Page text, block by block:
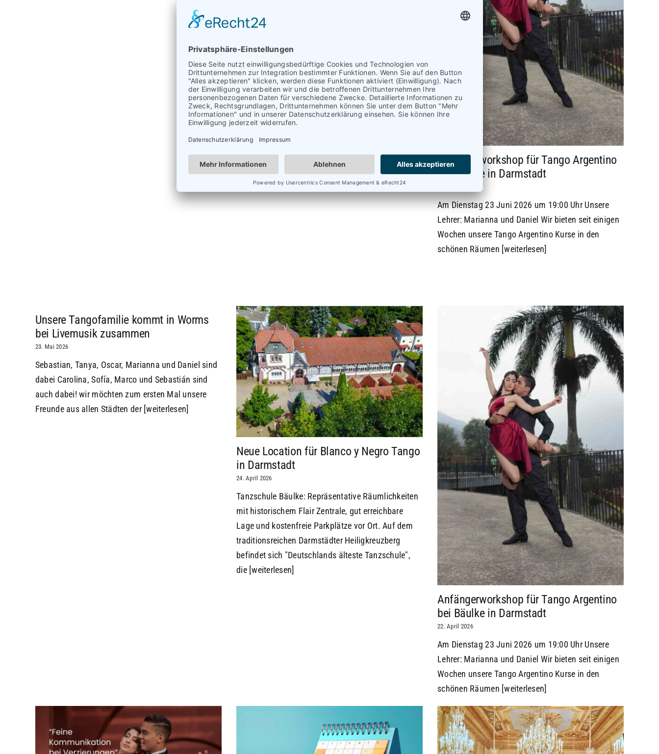
in Darmstadt
Tanzschule Bäulke: Repräsentative Räumlichkeiten
mit historischem Flair Zentrale, gut erreichbare
Lage und kostenfreie Parkplätze vor Ort. Auf dem
traditionsreichen Darmstädter Heiligkreuzberg
befindet sich "Deutschlands älteste Tanzschule",
Anfängerworkshop für Tango Argentino
bei Bäulke in Darmstadt
Am Dienstag 23 Juni 2026 um 19:00 Uhr Unsere
Lehrer: Marianna und Daniel Wir bieten seit einigen
Wochen unsere Tango Argentino Kurse in den
schönen Räumen [weiterlesen]
Unsere Tangofamilie kommt in Worms
bei Livemusik zusammen
23. Mai 2026
Sebastian, Tanya, Oscar, Marianna und Daniel sind
dabei Carolina, Sofía, Marco und Sebastián sind
auch dabei! wir möchten zum ersten Mal unsere
Freunde aus allen Städten der[weiterlesen]
Neue Location für Blanco y Negro Tango
in Darmstadt
24. April 2026
Tanzschule Bäulke: Repräsentative Räumlichkeiten
mit historischem Flair Zentrale, gut erreichbare
Lage und kostenfreie Parkplätze vor Ort. Auf dem
traditionsreichen Darmstädter Heiligkreuzberg
befindet sich "Deutschlands älteste Tanzschule",
die[weiterlesen]
Anfängerworkshop für Tango Argentino
bei Bäulke in Darmstadt
22. April 2026
Am Dienstag 23 Juni 2026 um 19:00 Uhr Unsere
Lehrer: Marianna und Daniel Wir bieten seit einigen
Wochen unsere Tango Argentino Kurse in den
schönen Räumen [weiterlesen]